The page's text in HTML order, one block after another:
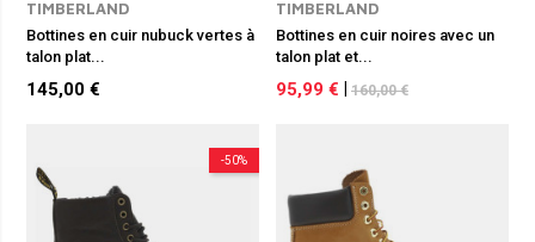
TIMBERLAND
Bottines en cuir nubuck vertes à
talon plat...
145,00 €
TIMBERLAND
Bottines en cuir noires avec un
talon plat et...
95,99 € 160,00 €
-50%